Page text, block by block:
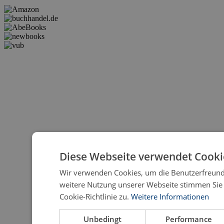
Diese Webseite verwendet
Wir verwenden Cookies, um die
weitere Nutzung unserer Webseite stimmen
Cookie-Richtlinie zu. Weitere Informationen
Unbedingt
Performance